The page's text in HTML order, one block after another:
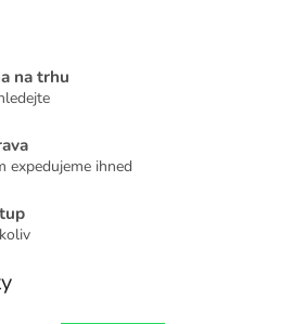
na trhu
expedujeme ihned